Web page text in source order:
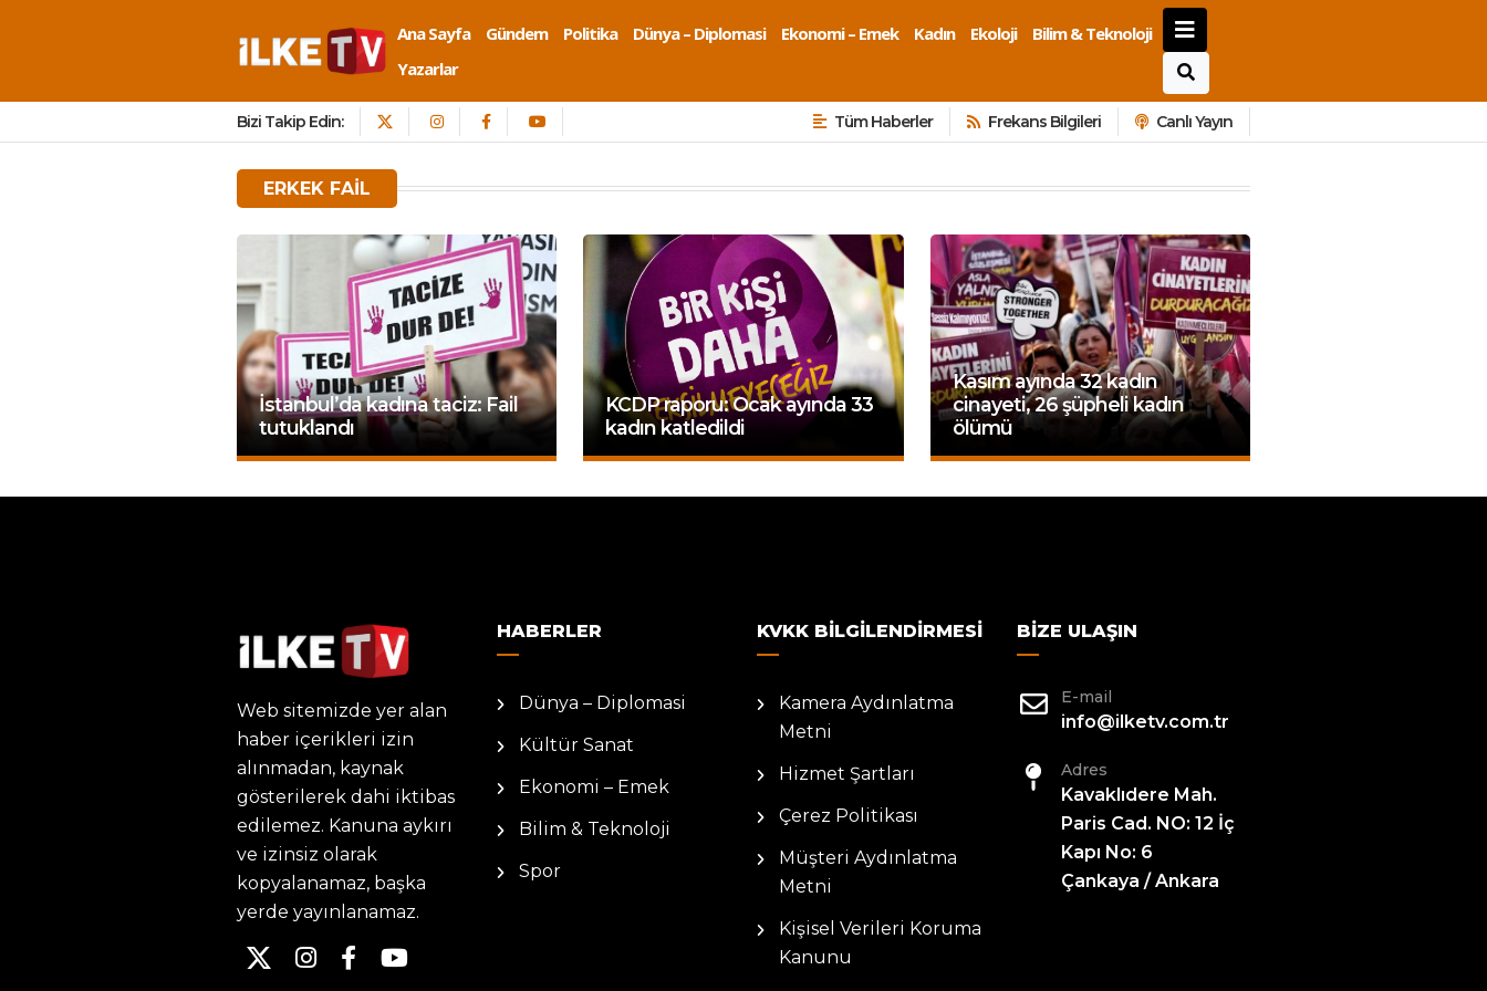
Ana Sayfa Gündem Politika Dünya – Diplomasi Ekonomi – Emek Kadın Ekoloji
Bilim & Teknoloji
Yazarlar
Bizi Takip Edin: Tüm Haberler Frekans Bilgileri Canlı Yayın
ERKEK FAIL
İstanbul’da kadına taciz: Fail
tutuklandı
KCDP raporu: Ocak ayında 33
kadın katledildi
Kasım ayında 32 kadın
cinayeti, 26 şüpheli kadın
ölümü
Web sitemizde yer alan
haber içerikleri izin
alınmadan, kaynak
gösterilerek dahi iktibas
edilemez. Kanuna aykırı
ve izinsiz olarak
kopyalanamaz, başka
yerde yayınlanamaz.
HABERLER
Dünya – Diplomasi
Kültür Sanat
Ekonomi – Emek
Bilim & Teknoloji
Spor
KVKK BILGILENDIRMESI
Kamera Aydınlatma
Metni
Hizmet Şartları
Çerez Politikası
Müşteri Aydınlatma
Metni
Kişisel Verileri Koruma
Kanunu
BIZE ULAŞIN
E-mail
info@ilketv.com.tr
Adres
Kavaklıdere Mah.
Paris Cad. NO: 12 İç
Kapı No: 6
Çankaya / Ankara